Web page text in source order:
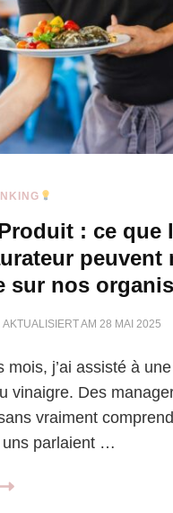
: ce que
peuvent
sur nos
AKTUALISIERT AM 28 MAI 2025
mois, j’ai assisté à
vinaigre. Des
vraiment
uns parlaient …